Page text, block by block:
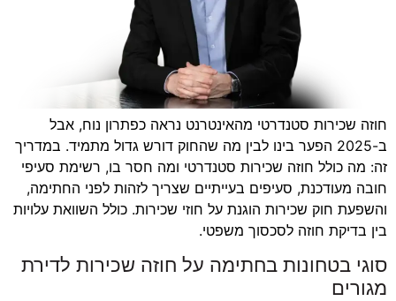
חוזה שכירות סטנדרטי מהאינטרנט נראה כפתרון נוח, אבל
ב-2025 הפער בינו לבין מה שהחוק דורש גדול מתמיד. במדריך
זה: מה כולל חוזה שכירות סטנדרטי ומה חסר בו, רשימת סעיפי
חובה מעודכנת, סעיפים בעייתיים שצריך לזהות לפני החתימה,
והשפעת חוק שכירות הוגנת על חוזי שכירות. כולל השוואת עלויות
בין בדיקת חוזה לסכסוך משפטי.
סוגי בטחונות בחתימה על חוזה שכירות לדירת
מגורים